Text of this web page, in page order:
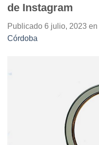
de Instagram
Publicado 6 julio, 2023 en
Córdoba